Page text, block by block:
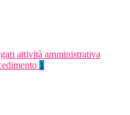
attività amministrativa
1